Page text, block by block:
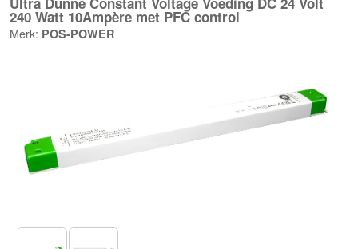
240 Watt 10Ampère met PFC control
Merk: POS-POWER